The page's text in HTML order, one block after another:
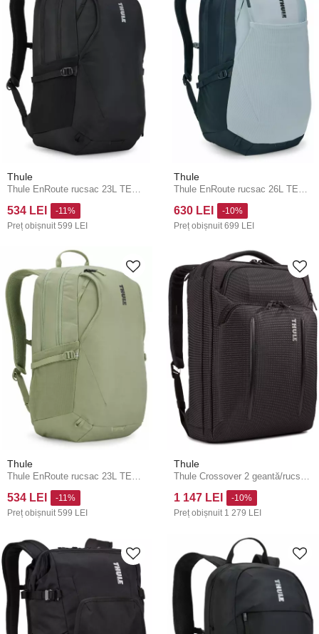
Thule
Thule EnRoute rucsac 23L TEBP5216 - negru
534 LEI
Preț obișnuit 599 LEI
-11%
Thule
Thule EnRoute rucsac 26L TEBP5316 - Soft Blue/Darkest Blue
630 LEI
Preț obișnuit 699 LEI
-10%
Thule
534 LEI
Preț obișnuit 599 LEI
-11%
Thule
1 147 LEI
Preț obișnuit 1 279 LEI
-10%